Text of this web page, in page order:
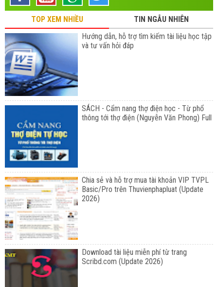
TOP XEM NHIỀU
TIN NGẪU NHIÊN
Hướng dẫn, hỗ trợ tìm kiếm tài liệu học tập
và tư vấn hỏi đáp
SÁCH - Cẩm nang thợ điện học - Từ phổ
thông tới thợ điện (Nguyễn Văn Phong) Full
Chia sẻ và hỗ trợ mua tài khoản VIP TVPL
Basic/Pro trên Thuvienphapluat (Update
2026)
Download tài liệu miễn phí từ trang
Scribd.com (Update 2026)